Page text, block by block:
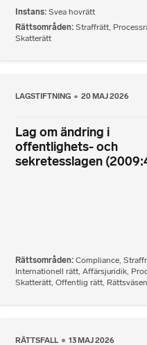
Instans Svea hovrätt
Rättsområden Straffrätt,
Skatterätt
LAGSTIFTNING 20 MAJ 2026
Lag om ändring i
offentlighets- och
sekretesslagen
Rättsområden Compliance,
Internationell rätt, Affärsjuridik,
Skatterätt, Offentlig rätt,
RÄTTSFALL 13 MAJ 2026